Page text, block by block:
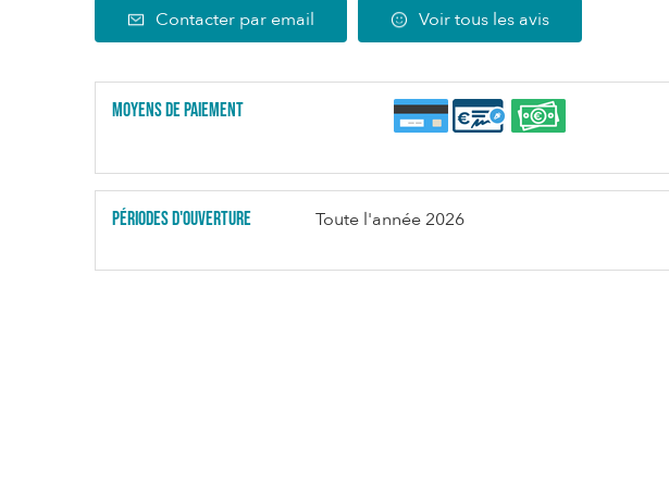
Contacter par email Voir tous les avis
Moyens de paiement
Périodes d'ouverture Toute l'année 2026